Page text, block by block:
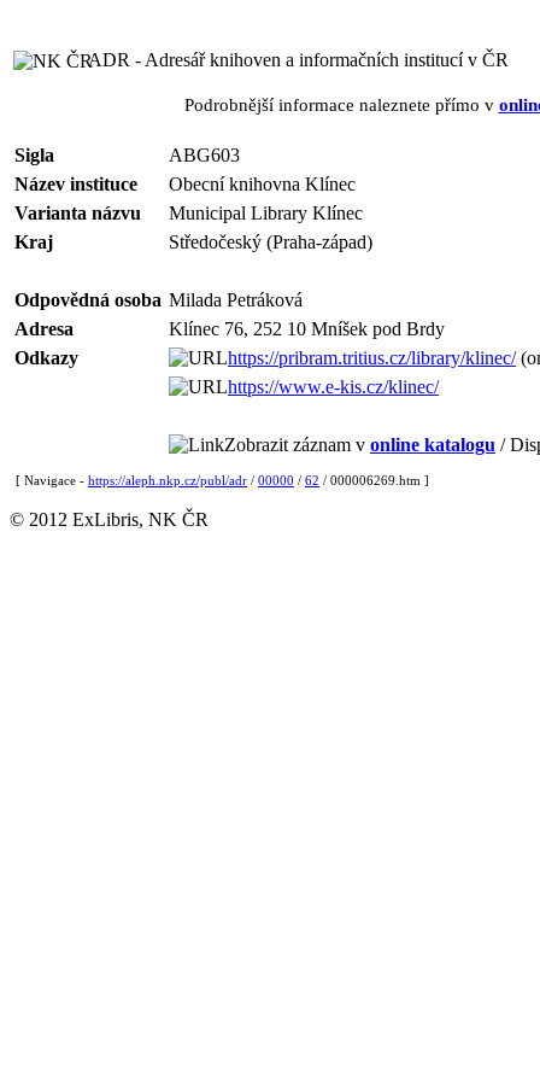
ADR - Adresář knihoven a informačních institucí v ČR
Podrobnější informace naleznete přímo v
Sigla
ABG603
Název instituce
Obecní knihovna Klínec
Varianta názvu
Municipal Library Klínec
Kraj
Středočeský (Praha-západ)
Odpovědná osoba Milada Petráková
Adresa
Klínec 76, 252 10 Mníšek pod Brdy
Odkazy
https://pribram.tritius.cz/library/klinec/
https://www.e-kis.cz/klinec/
Zobrazit záznam v online katalogu /
[ Navigace - https://aleph.nkp.cz/publ/adr / 00000 / 62 / 000006269.htm ]
© 2012 ExLibris, NK ČR